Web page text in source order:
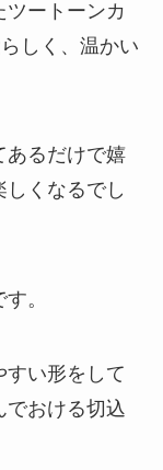
ツートーンカ
しく、温かい
あるだけで嬉
くなるでし
。
い形をして
でおける切込